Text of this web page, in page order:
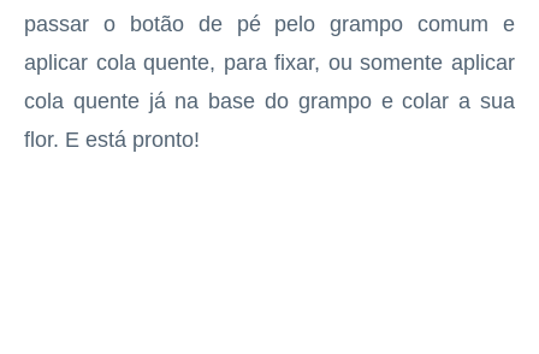
passar o botão de pé pelo grampo comum e
aplicar cola quente, para fixar, ou somente aplicar
cola quente já na base do grampo e colar a sua
flor. E está pronto!